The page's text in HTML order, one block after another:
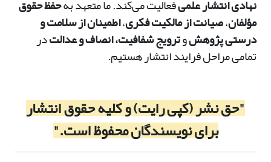
نهادی انتشار علمیفعالیت می‌کند.ما متعهد بهحفظ حقوق
مؤلفان،صیانت از مالکیت فکری،اطمینان از سلامت و
درستی پژوهشوترویج شفافیت، انصاف و عدالتدر
تمامی مراحل فرایند انتشار هستیم.
"حق نشر (کپی رایت) و کلیه حقوق انتشار
برای نویسندگان محفوظ است."